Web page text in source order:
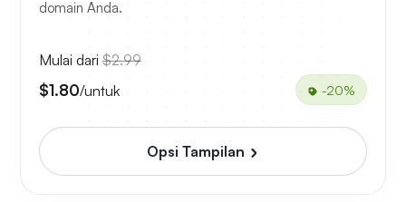
domain Anda.
Mulai dari $2.99
$1.80/untuk -20%
Opsi Tampilan